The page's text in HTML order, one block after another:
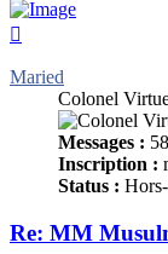
Maried
Colonel
Messages :
Inscription :
Status :
Re: MM